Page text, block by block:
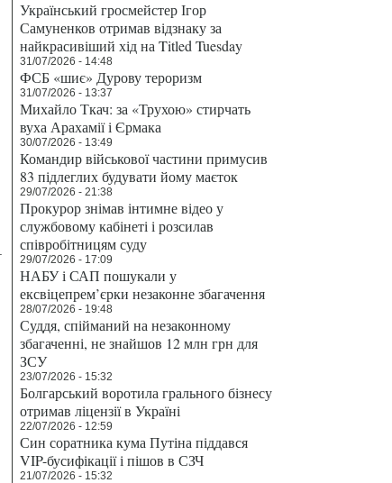
Український гросмейстер Ігор
Самуненков отримав відзнаку за
найкрасивіший хід на Titled Tuesday
31/07/2026 - 14:48
ФСБ «шиє» Дурову тероризм
31/07/2026 - 13:37
Михайло Ткач: за «Трухою» стирчать
вуха Арахамії і Єрмака
30/07/2026 - 13:49
Командир військової частини примусив
83 підлеглих будувати йому маєток
29/07/2026 - 21:38
Прокурор знімав інтимне відео у
службовому кабінеті і розсилав
співробітницям суду
29/07/2026 - 17:09
НАБУ і САП пошукали у
ексвіцепрем’єрки незаконне збагачення
28/07/2026 - 19:48
Суддя, спійманий на незаконному
збагаченні, не знайшов 12 млн грн для
ЗСУ
23/07/2026 - 15:32
Болгарський воротила грального бізнесу
отримав ліцензії в Україні
22/07/2026 - 12:59
Син соратника кума Путіна піддався
VIP-бусифікації і пішов в СЗЧ
21/07/2026 - 15:32